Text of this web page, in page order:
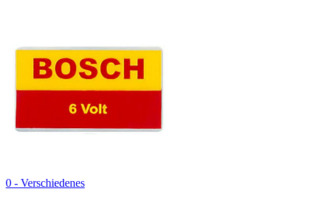
0 - Verschiedenes